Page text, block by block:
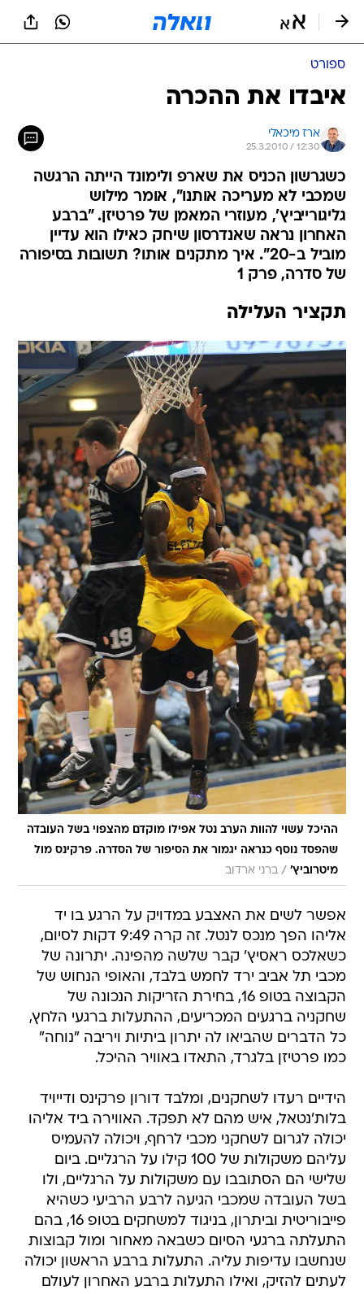
ספורט
איבדו את ההכרה
ארז מיכאלי
25.3.2010 / 12:30
כשגרשון הכניס את שארפ ולימונד הייתה הרגשה
שמכבי לא מעריכה אותנו", אומר מילוש
גליגורייביץ', מעוזרי המאמן של פרטיזן. "ברבע
האחרון נראה שאנדרסון שיחק כאילו הוא עדיין
מוביל ב-20". איך מתקנים אותו? תשובות בסיפורה
של סדרה, פרק 1
תקציר העלילה
ההיכל עשוי להוות הערב נטל אפילו מוקדם מהצפוי בשל העובדה
שהפסד נוסף כנראה יגמור את הסיפור של הסדרה. פרקינס מול
מיטרוביץ' / ברני ארדוב
אפשר לשים את האצבע במדויק על הרגע בו יד
אליהו הפך מנכס לנטל. זה קרה 9:49 דקות לסיום,
כשאלכס ראסיץ' קבר שלשה מהפינה. יתרונה של
מכבי תל אביב ירד לחמש בלבד, והאופי הנחוש של
הקבוצה בטופ 16, בחירת הזריקות הנכונה של
שחקניה ברגעים המכריעים, ההתעלות ברגעי הלחץ,
כל הדברים שהביאו לה יתרון ביתיות ויריבה "נוחה"
כמו פרטיזן בלגרד, התאדו באוויר ההיכל.
הידיים רעדו לשחקנים, ומלבד דורון פרקינס ודייויד
בלות'נטאל, איש מהם לא תפקד. האווירה ביד אליהו
יכולה לגרום לשחקני מכבי לרחף, ויכולה להעמיס
עליהם משקולות של 100 קילו על הרגליים. ביום
שלישי הם הסתובבו עם משקולות על הרגליים, ולו
בשל העובדה שמכבי הגיעה לרבע הרביעי כשהיא
פייבוריטית וביתרון, בניגוד למשחקים בטופ 16, בהם
התעלתה ברגעי הסיום כשבאה מאחור ומול קבוצות
שנחשבו עדיפות עליה. התעלות ברבע הראשון יכולה
לעתים להזיק, ואילו התעלות ברבע האחרון לעולם